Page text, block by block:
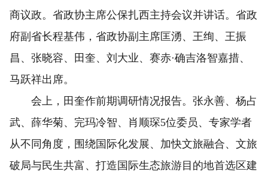
商议政。省政协主席公保扎西主持会议并讲话。省政
府副省长程基伟，省政协副主席匡湧、王绚、王振
昌、张晓容、田奎、刘大业、赛赤·确吉洛智嘉措、
马跃祥出席。
会上，田奎作前期调研情况报告。张永善、杨占
武、薛华菊、完玛冷智、肖顺琛5位委员、专家学者
从不同角度，围绕国际化发展、加快文旅融合、文旅
破局与民生共富、打造国际生态旅游目的地首选区建